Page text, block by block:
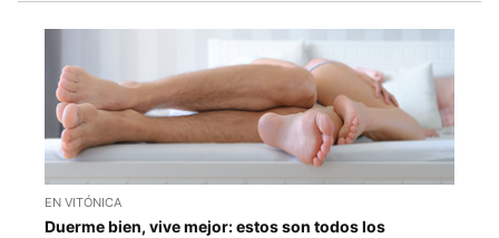
EN VITÓNICA
Duerme bien, vive mejor: estos son todos los